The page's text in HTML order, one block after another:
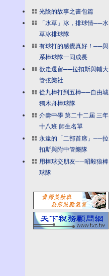
光陰的故事之書包篇
「水草」冰，排球情──水
草冰排球隊
有球打的感覺真好！──與
系棒球隊一同成長
欲走還留──拉扣斯與輔大
管弦樂社
從九棒打到五棒──自由城
獨木舟棒球隊
介壽中學 第二十二屆 三年
十八班 師生名單
永遠的「二部首席」──拉
扣斯與附中管樂隊
用棒球交朋友──昭毅狼棒
球隊